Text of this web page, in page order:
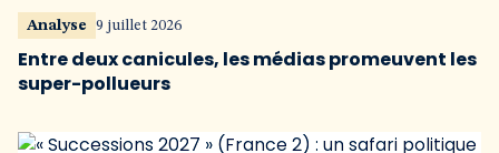
Analyse 9 juillet 2026
Entre deux canicules, les médias promeuvent les
super-pollueurs